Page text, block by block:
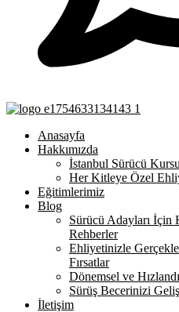
Anasayfa
Hakkımızda
İstanbul Sürücü
Her Kitleye Özel
Eğitimlerimiz
Blog
Sürücü Adayları İçin
Rehberler
Ehliyetinizle
Fırsatlar
Dönemsel ve
Sürüş Becerinizi
İletişim